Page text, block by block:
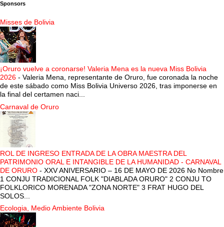
Sponsors
Misses de Bolivia
¡Oruro vuelve a coronarse! Valeria Mena es la nueva Miss Bolivia
2026 - Valeria Mena, representante de Oruro, fue coronada la noche
de este sábado como Miss Bolivia Universo 2026, tras imponerse en
la final del certamen naci...
Carnaval de Oruro
ROL DE INGRESO ENTRADA DE LA OBRA MAESTRA DEL
PATRIMONIO ORAL E INTANGIBLE DE LA HUMANIDAD - CARNAVAL
DE ORURO - XXV ANIVERSARIO – 16 DE MAYO DE 2026 No Nombre
1 CONJU TRADICIONAL FOLK "DIABLADA ORURO" 2 CONJU TO
FOLKLORICO MORENADA "ZONA NORTE" 3 FRAT HUGO DEL
SOLOS...
Ecologia, Medio Ambiente Bolivia